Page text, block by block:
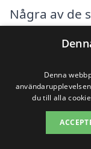
Några av de
Gävle
Åmot
Bergby
Denna
du till alla